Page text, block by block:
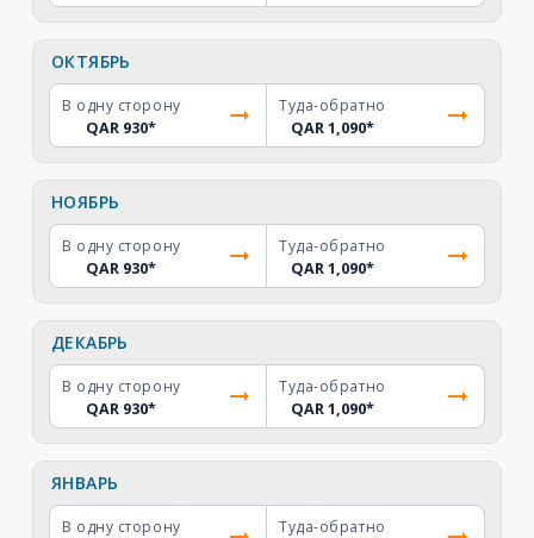
ОКТЯБРЬ
В одну сторону
QAR 930*
Туда-обратно
QAR 1,090*
НОЯБРЬ
В одну сторону
QAR 930*
Туда-обратно
QAR 1,090*
ДЕКАБРЬ
В одну сторону
QAR 930*
Туда-обратно
QAR 1,090*
ЯНВАРЬ
В одну сторону
Туда-обратно